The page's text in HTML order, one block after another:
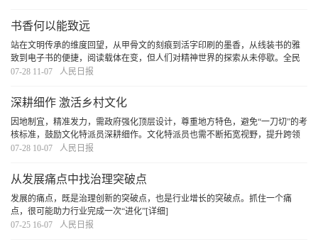
书香何以能致远
站在文明传承的维度回望，从甲骨文的刻痕到活字印刷的墨香，从线装书的雅
致到电子书的便捷，阅读载体在变，但人们对精神世界的探索从未停歇。全民
阅读的深意，正在于让每个个体都能在文字中遇见更好的自己，让整个民族在
07-28 11-07 人民日报
深耕细作 激活乡村文化
因地制宜，精准发力，需政府强化顶层设计，尊重地方特色，避免“一刀切”的考
核标准，鼓励文化特派员深耕细作。文化特派员也需不断拓宽视野，提升跨领
域整合能力、市场对接能力和持续创新能力，以更好地回应时代与乡土的需
07-28 10-07 人民日报
从发展痛点中找治理突破点
发展的痛点，既是治理创新的突破点，也是行业增长的突破点。抓住一个痛
点，很可能助力行业完成一次“进化”[详细]
07-25 16-07
人民日报